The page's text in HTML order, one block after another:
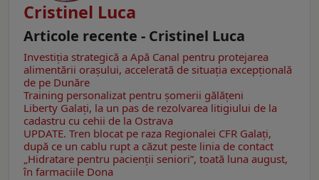
Cristinel Luca
Articole recente - Cristinel Luca
Investiția strategică a Apă Canal pentru protejarea
alimentării orașului, accelerată de situația excepțională
de pe Dunăre
Training personalizat pentru șomerii gălățeni
Liberty Galați, la un pas de rezolvarea litigiului de la
cadastru cu cehii de la Ostrava
UPDATE. Tren blocat pe raza Regionalei CFR Galați,
după ce un cablu rupt a căzut peste linia de contact
„Hidratare pentru pacienții seniori”, toată luna august,
în farmaciile Dona